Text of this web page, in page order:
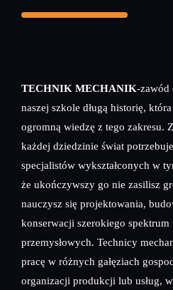
TECHNIK MECHANIK-zawód
naszej szkole długą historię,
ogromną wiedzę z tego zakresu.
każdej dziedzinie świat
specjalistów wykształconych w
że ukończywszy go nie zasilisz
nauczysz się projektowania,
konserwacji szerokiego
przemysłowych. Technicy
pracę w różnych gałęziach
organizacji produkcji lub usług,